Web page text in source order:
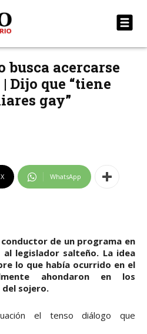
busca acercarse
Dijo que “tiene
gay”
X WhatsApp
de un programa en
legislador salteño. La idea
lo que había ocurrido en el
ahondaron en los
sojero.
el tenso diálogo que